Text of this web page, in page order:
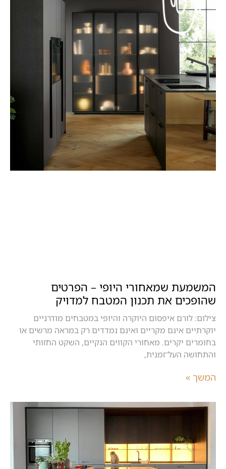
המשמעת שמאחורי היופי – הפרטים
שהופכים את תכנון המטבח למדויק
צילום: לורם איפסום היוקרה והיופי במטבחים מודרניים
יוקרתיים אינם מקריים ואינם נמדדים רק במראה מרשים או
בחומרים יקרים. מאחורי הקווים הנקיים, השקט החזותי
והתחושה העל־זמנית,
המשך »